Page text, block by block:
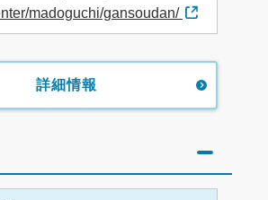
madoguchi/gansoudan/
詳細情報